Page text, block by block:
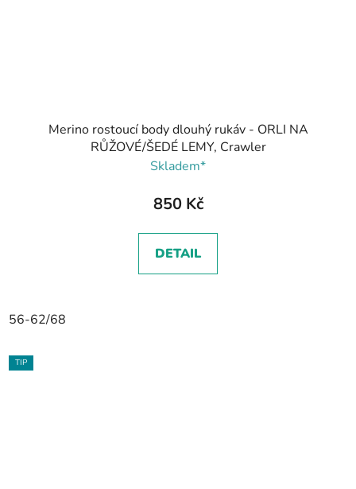
Merino rostoucí body dlouhý rukáv - ORLI NA
RŮŽOVÉ/ŠEDÉ LEMY, Crawler
Skladem*
850 Kč
DETAIL
56-62/68
TIP